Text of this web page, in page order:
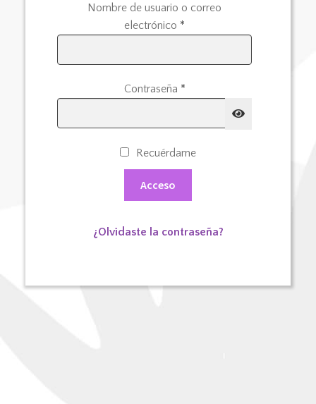
Nombre de usuario o correo
electrónico *
Contraseña *Obligatorio
Recuérdame
Acceso
¿Olvidaste la contraseña?